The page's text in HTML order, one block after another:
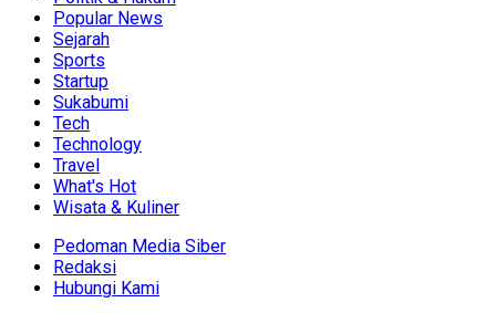
Popular News
Sejarah
Sports
Startup
Sukabumi
Tech
Technology
Travel
What's Hot
Wisata & Kuliner
Pedoman Media Siber
Redaksi
Hubungi Kami